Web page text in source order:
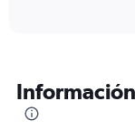
6
categories.